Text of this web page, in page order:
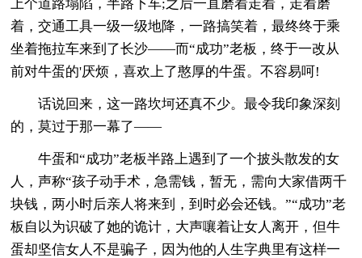
上个道路塌陷，半路下车;之后一直磨着走着，走着磨
着，交通工具一级一级地降，一路搞笑着，最终终于乘
坐着拖拉车来到了长沙——而“成功”老板，终于一改从
前对牛蛋的'厌烦，喜欢上了憨厚的牛蛋。不容易呵!
话说回来，这一路坎坷还真不少。最令我印象深刻
的，莫过于那一幕了——
牛蛋和“成功”老板半路上遇到了一个披头散发的女
人，声称“孩子动手术，急需钱，暂无，需向大家借两千
块钱，两小时后亲人将来到，到时必会还钱。”“成功”老
板自以为识破了她的诡计，大声嚷着让女人离开，但牛
蛋却坚信女人不是骗子，因为他的人生字典里有这样一